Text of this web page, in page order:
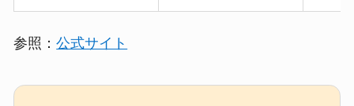
参照：公式サイト